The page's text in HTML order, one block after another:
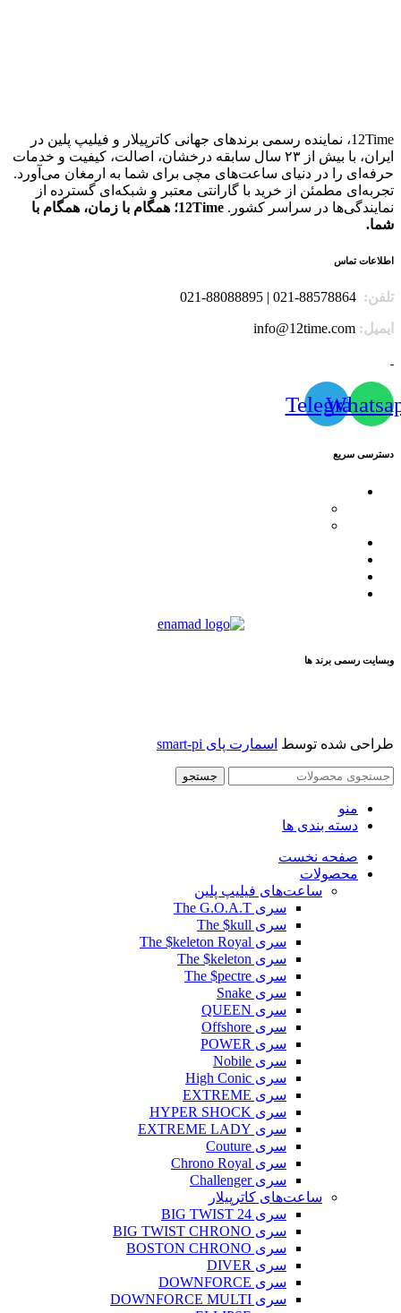
12Time، نماینده رسمی برندهای جهانی کاترپیلار و فیلیپ پلین در
ایران، با بیش از ۲۳ سال سابقه درخشان، اصالت، کیفیت و خدمات
حرفه‌ای را در دنیای ساعت‌های مچی برای شما به ارمغان می‌آورد.
تجربه‌ای مطمئن از خرید با گارانتی معتبر و شبکه‌ای گسترده از
نمایندگی‌ها در سراسر کشور.
12Time؛ همگام با زمان، همگام با
شما.
اطلاعات تماس
تلفن:
ایمیل: info@12time.com
Telegram
دسترسی سریع
وبسایت رسمی برند ها
طراحی شده توسط اسمارت پای smart-pi
جستجو
منو
دسته بندی ها
صفحه نخست
محصولات
ساعت‌های فیلیپ پلین
سری The G.O.A.T
سری The $kull
سری The $keleton Royal
سری The $keleton
سری The $pectre
سری Snake
سری QUEEN
سری Offshore
سری POWER
سری Nobile
سری High Conic
سری EXTREME
سری HYPER SHOCK
سری EXTREME LADY
سری Couture
سری Chrono Royal
سری Challenger
ساعت‌های کاترپیلار
سری BIG TWIST 24
سری BIG TWIST CHRONO
سری BOSTON CHRONO
سری DIVER
سری DOWNFORCE
سری DOWNFORCE MULTI